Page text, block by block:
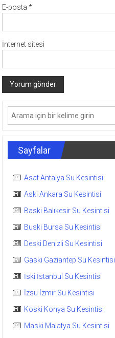
E-posta*
İnternet sitesi
Sayfalar
Asat Antalya Su Kesintisi
Aski Ankara Su Kesintisi
Baski Balıkesir Su Kesintisi
Buski Bursa Su Kesintisi
Deski Denizli Su Kesintisi
Gaski Gaziantep Su Kesintisi
İski İstanbul Su Kesintisi
İzsu İzmir Su Kesintisi
Koski Konya Su Kesintisi
Maski Malatya Su Kesintisi